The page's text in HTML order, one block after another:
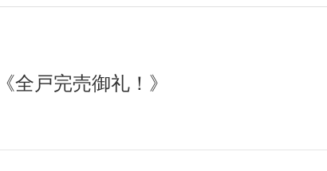
戸完売御礼！》